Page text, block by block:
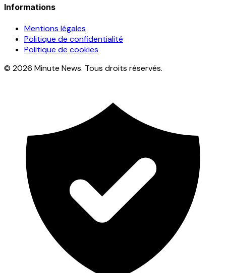
Informations
Mentions légales
Politique de confidentialité
Politique de cookies
© 2026 Minute News. Tous droits réservés.